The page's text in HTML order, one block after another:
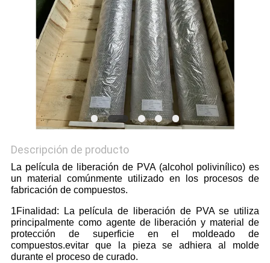
Descripción de producto
La película de liberación de PVA (alcohol polivinílico) es
un material comúnmente utilizado en los procesos de
fabricación de compuestos.
1Finalidad: La película de liberación de PVA se utiliza
principalmente como agente de liberación y material de
protección de superficie en el moldeado de
compuestos.evitar que la pieza se adhiera al molde
durante el proceso de curado.